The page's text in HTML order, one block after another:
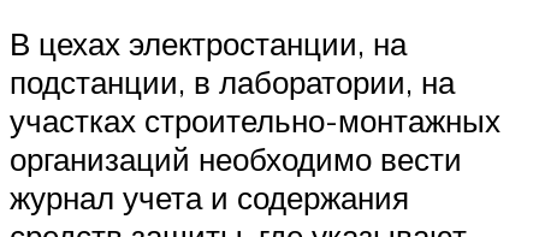
В цехах электростанции, на
подстанции, в лаборатории, на
участках строительно-монтажных
организаций необходимо вести
журнал учета и содержания